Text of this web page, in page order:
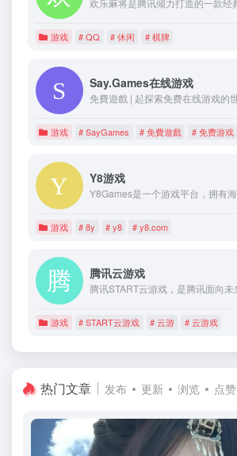
游戏 # QQ # 休闲 # 棋牌
Say.Games在线游戏
游戏 # SayGames # 免費遊戲 # 免费游戏
Y8游戏
游戏 # 8y # y8 # y8.com
腾讯云游戏
游戏 # START云游戏 # 云游 # 云游戏
热门文章 发布 更新 浏览 点赞